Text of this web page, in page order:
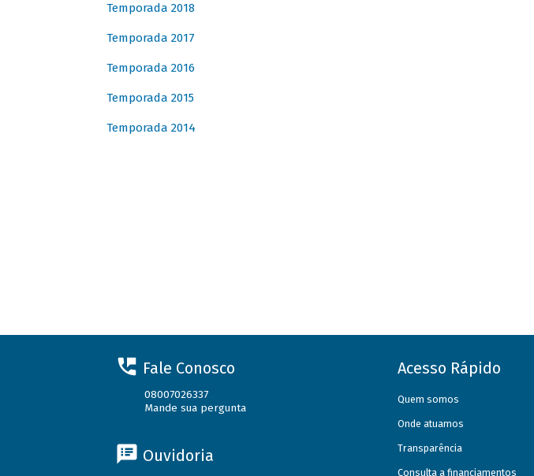
Temporada 2018
Temporada 2017
Temporada 2016
Temporada 2015
Temporada 2014
Fale Conosco
08007026337
Mande sua pergunta
Ouvidoria
Acesso Rápido
Quem somos
Onde atuamos
Transparência
Consulta a financiamentos